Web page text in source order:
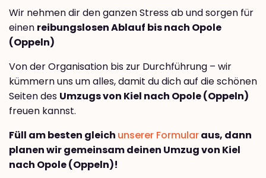
Wir nehmen dir den ganzen Stress ab und sorgen für
einen reibungslosen Ablauf bis nach Opole
(Oppeln)
Von der Organisation bis zur Durchführung – wir
kümmern uns um alles, damit du dich auf die schönen
Seiten des Umzugs von Kiel nach Opole (Oppeln)
freuen kannst.
Füll am besten gleich unserer Formularaus, dann
planen wir gemeinsam deinen Umzug von Kiel
nach Opole (Oppeln)!